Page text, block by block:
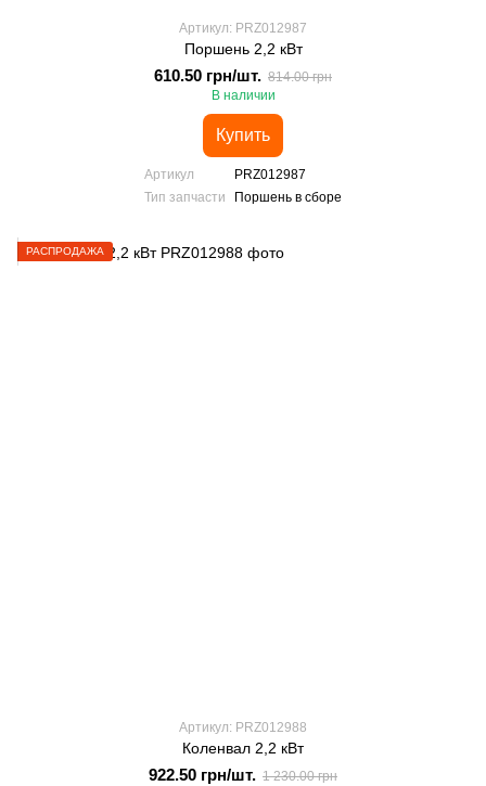
Артикул: PRZ012987
Поршень 2,2 кВт
610.50 грн/шт. 814.00 грн
В наличии
Купить
Артикул
PRZ012987
Тип запчасти
Поршень в сборе
РАСПРОДАЖА
Артикул: PRZ012988
Коленвал 2,2 кВт
922.50 грн/шт. 1 230.00 грн